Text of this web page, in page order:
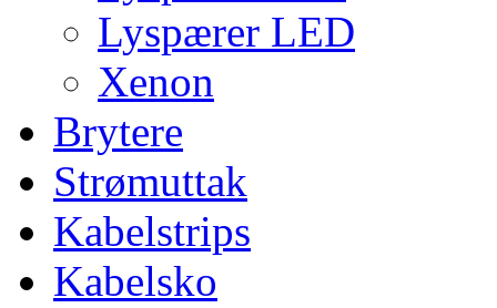
Lyspærer LED
Xenon
Brytere
Strømuttak
Kabelstrips
Kabelsko